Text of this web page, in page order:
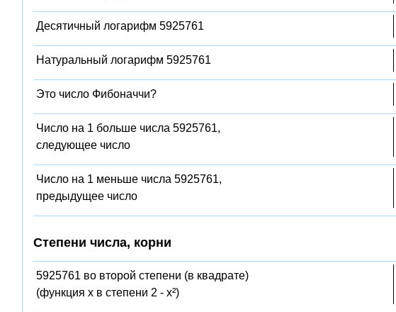
Десятичный логарифм 5925761
Натуральный логарифм 5925761
Это число Фибоначчи?
Число на 1 больше числа 5925761,
следующее число
Число на 1 меньше числа 5925761,
предыдущее число
Степени числа, корни
5925761 во второй степени (в квадрате)
(функция x в степени 2 - x²)